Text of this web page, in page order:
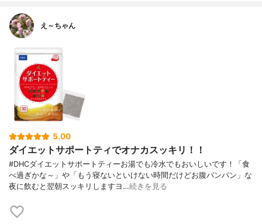
え～ちゃん
5.00
ダイエットサポートティでオナカスッキリ！！
#DHCダイエットサポートティーお湯でも冷水でもおいしいです！「食
べ過ぎかな～」や「もう寝ないといけない時間だけどお腹パンパン」な
夜に飲むと翌朝スッキリしますヨ…続きを見る